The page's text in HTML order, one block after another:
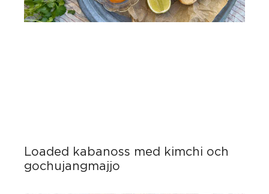
Loaded kabanoss med kimchi och
gochujangmajjo